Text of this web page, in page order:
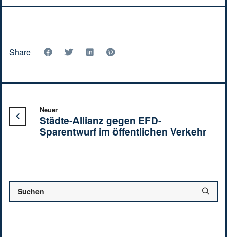
Share
Neuer
Städte-Allianz gegen EFD-
Sparentwurf im öffentlichen Verkehr